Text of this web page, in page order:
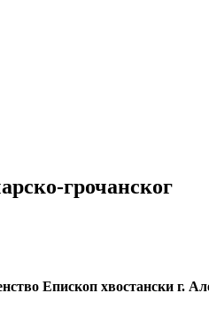
грочанског
Епископ хвостански г.